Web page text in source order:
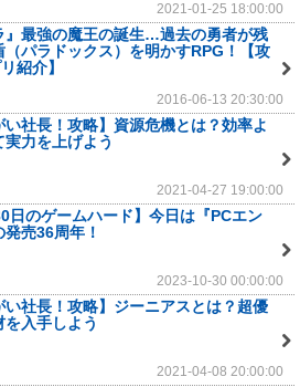
2021-01-25 18:00:00
』最強の魔王の誕生…過去の勇者が残
（パラドックス）を明かすRPG！【攻
紹介】
2016-06-13 20:30:00
い社長！攻略】資源危機とは？効率よ
実力を上げよう
2021-04-27 19:00:00
日のゲームハード】今日は『PCエン
発売36周年！
2023-10-30 00:00:00
い社長！攻略】ジーニアスとは？超優
を入手しよう
2021-04-08 20:00:00